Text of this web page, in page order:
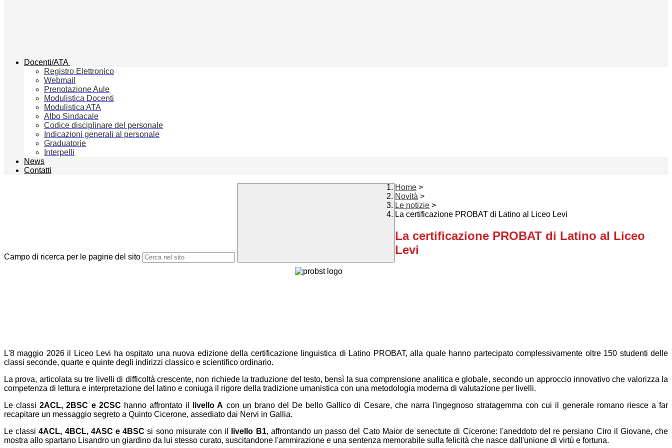
Docenti/ATA
Registro Elettronico
Webmail
Prenotazione Aule
Modulistica Docenti
Modulistica ATA
Albo Sindacale
Codice disciplinare del personale
Indicazioni generali al personale
Graduatorie
Interpelli
News
Contatti
Campo di ricerca per le pagine del sito
Home >
Novità >
Le notizie >
La certificazione PROBAT di Latino al Liceo Levi
La certificazione PROBAT di Latino al Liceo
Levi
L'8 maggio 2026 il Liceo Levi ha ospitato una nuova edizione della certificazione linguistica di Latino PROBAT, alla quale hanno partecipato complessivamente oltre 150 studenti delle
classi seconde, quarte e quinte degli indirizzi classico e scientifico ordinario.
La prova, articolata su tre livelli di difficoltà crescente, non richiede la traduzione del testo, bensì la sua comprensione analitica e globale, secondo un approccio innovativo che valorizza la
competenza di lettura e interpretazione del latino e coniuga il rigore della tradizione umanistica con una metodologia moderna di valutazione per livelli.
Le classi 2ACL, 2BSC e 2CSC hanno affrontato il livello A con un brano del De bello Gallico di Cesare, che narra l'ingegnoso stratagemma con cui il generale romano riesce a far
recapitare un messaggio segreto a Quinto Cicerone, assediato dai Nervi in Gallia.
Le classi 4ACL, 4BCL, 4ASC e 4BSC si sono misurate con il livello B1, affrontando un passo del Cato Maior de senectute di Cicerone: l'aneddoto del re persiano Ciro il Giovane, che
mostra allo spartano Lisandro un giardino da lui stesso curato, suscitandone l'ammirazione e una sentenza memorabile sulla felicità che nasce dall'unione di virtù e fortuna.